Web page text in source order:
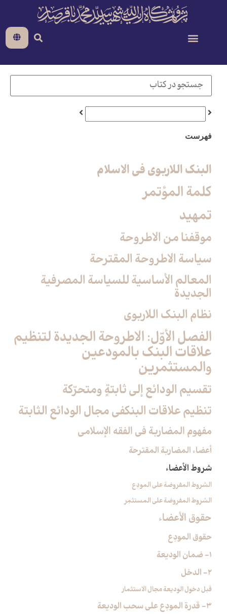
فهرست
البنک اللاربوی فی الاسلام
كلمة المؤتمر
تمهيد
موقفنا من الاطروحة
سياسة الاطروحة المقترحة
المعالم الأساسية للسياسة المصرفية
الجديدة
نظام البنك اللاربوي‏
الفصل الأوّل: الاطروحة الجديدة لتنظيم
علاقات البنك بالمودعين
والمستثمرين‏
تقسيم الودائع إلى ثابتةٍ ومتحرّكة
تنظيم علاقات البنك‏في مجال الودائع الثابتة
مفهوم المضاربة في الفقه الإسلامي
أعضاء المضاربة المقترحة
شروط الأعضاء
الشروط المفروضة على المودِع
الشروط المفروضة على المستثمِر
حقوق الأعضاء
حقوق المودِع
1- ضمان الوديعة
2- الدخل
قبل دخول الوديعة مجال الاستثمار
3- قدرة المودِع على سحب الوديعة